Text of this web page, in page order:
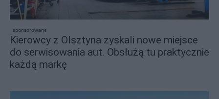
sponsorowane
Kierowcy z Olsztyna zyskali nowe miejsce
do serwisowania aut. Obsłużą tu praktycznie
każdą markę